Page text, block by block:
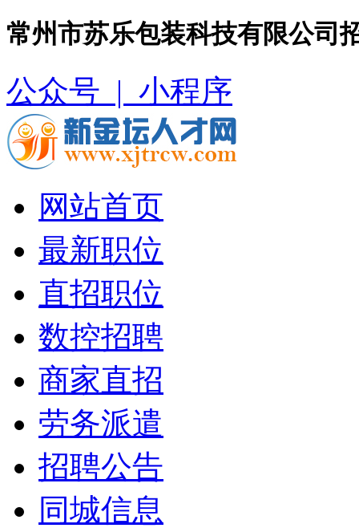
常州市苏乐包装科技有限公司
公众号 | 小程序
网站首页
最新职位
直招职位
数控招聘
商家直招
劳务派遣
招聘公告
同城信息